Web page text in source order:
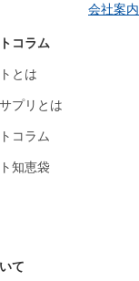
会社案内
コラム
とは
プリとは
コラム
知恵袋
て